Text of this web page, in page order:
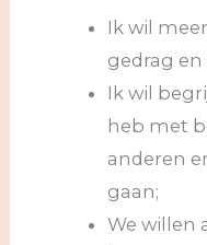
Ik wil
gedrag
Ik wil
heb met
anderen
gaan;
We willen